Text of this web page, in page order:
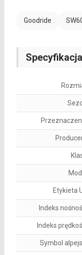
Goodride
Specyfikacja
Etykieta
Indeks
Indeks
Symbol